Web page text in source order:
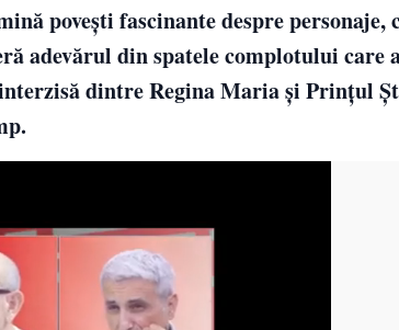
povești fascinante despre personaje,
adevărul din spatele complotului care
dintre Regina Maria și Prințul